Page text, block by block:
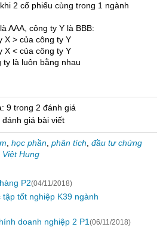
2 cổ phiếu cùng trong 1 ngành
AAA, công ty Y là BBB:
X > của công ty Y
X < của công ty Y
là luôn bằng nhau
9 trong 2 đánh giá
đánh giá bài viết
học phần phân tích đầu tư chứng
Hung
P2(04/11/2018)
tốt nghiệp K39 ngành
doanh nghiệp 2 P1 (06/11/2018)